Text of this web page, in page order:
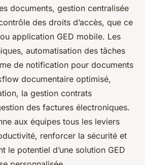
documents, gestion centralisée
des droits d’accès, que ce
application GED mobile. Les
automatisation des tâches
de notification pour documents
documentaire optimisé,
la gestion contrats
des factures électroniques.
aux équipes tous les leviers
renforcer la sécurité et
le potentiel d’une solution GED